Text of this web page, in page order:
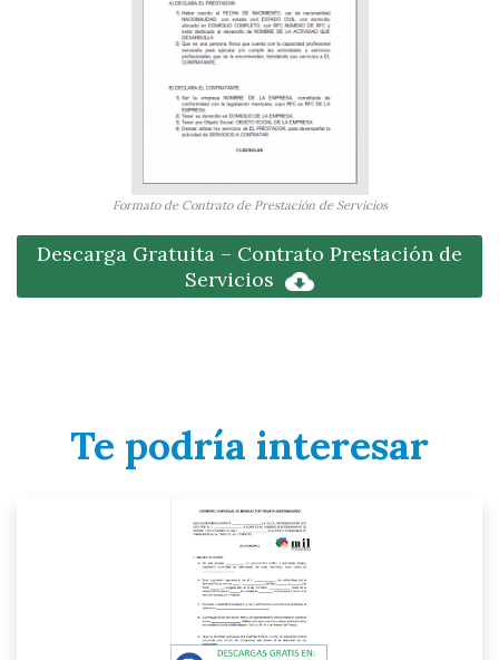
Formato de Contrato de Prestación de Servicios
Descarga Gratuita – Contrato Prestación de
Servicios
Te podría interesar